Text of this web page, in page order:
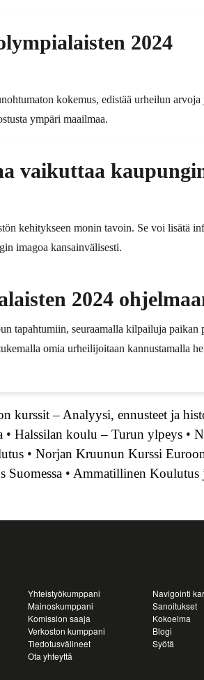
2024
kokemus, edistää urheilun arvoja
ympäri maailmaa.
vaikuttaa
kehitykseen monin tavoin. Se voi lisätä
imagoa kansainvälisesti.
2024
tapahtumiin, seuraamalla kilpailuja paikan
omia urheilijoitaan kannustamalla
kurssit – Analyysi, ennusteet ja
• Halssilan koulu – Turun ylpeys •
• Norjan Kruunun Kurssi
• Ammatillinen Koulutus
Yhteistyökumppani
Mainoskumppani
Komission saaja
Verkoston kumppani
Tiedotusvälineet
Ota yhteyttä
Navigointi
Sanoitukset
Kokoelma
Blogi
Syötä